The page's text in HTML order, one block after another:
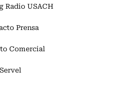
Radio USACH
Prensa
Comercial
Servel